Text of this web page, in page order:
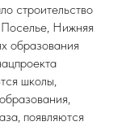
строительство
Поселье, Нижняя
образования
школы,
появляются